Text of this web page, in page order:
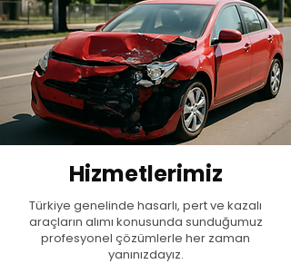
Hizmetlerimiz
Türkiye genelinde hasarlı, pert ve kazalı
araçların alımı konusunda sunduğumuz
profesyonel çözümlerle her zaman
yanınızdayız.